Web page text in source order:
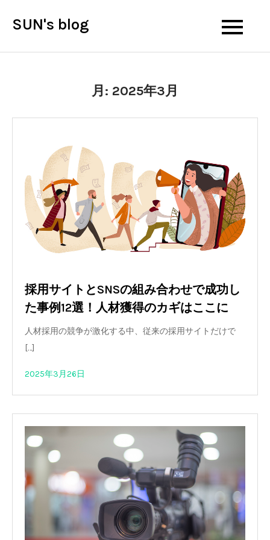
SUN's blog
月: 2025年3月
採用サイトとSNSの組み合わせで成功し
た事例12選！人材獲得のカギはここに
人材採用の競争が激化する中、従来の採用サイトだけで
[…]
2025年3月26日